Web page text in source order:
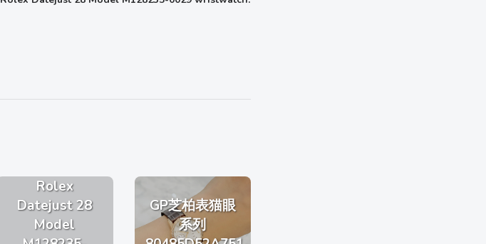
Rolex
Datejust 28
Model
GP芝柏表猫眼
系列